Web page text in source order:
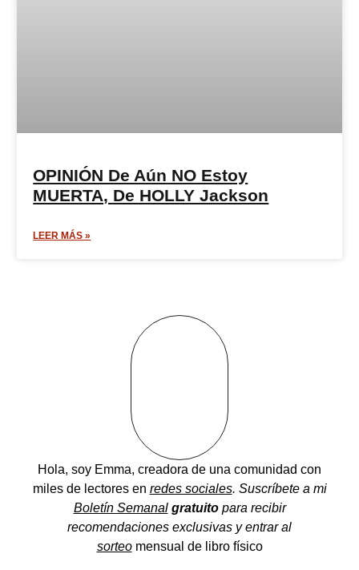
OPINIÓN De Aún NO Estoy
MUERTA, De HOLLY Jackson
LEER MÁS »
Hola, soy Emma, creadora de una comunidad con
miles de lectores en redes sociales. Suscríbete a mi
Boletín Semanalgratuitopara recibir
recomendaciones exclusivas y entrar al
sorteomensual de libro físico